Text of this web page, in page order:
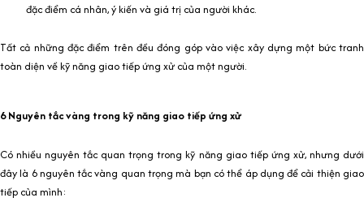
đặc điểm cá nhân, ý kiến và giá trị của người khác.
Tất cả những đặc điểm trên đều đóng góp vào việc xây dựng một bức tranh
toàn diện về kỹ năng giao tiếp ứng xử của một người.
6 Nguyên tắc vàng trong kỹ năng giao tiếp ứng xử
Có nhiều nguyên tắc quan trọng trong kỹ năng giao tiếp ứng xử, nhưng dưới
đây là 6 nguyên tắc vàng quan trọng mà bạn có thể áp dụng để cải thiện giao
tiếp của mình: